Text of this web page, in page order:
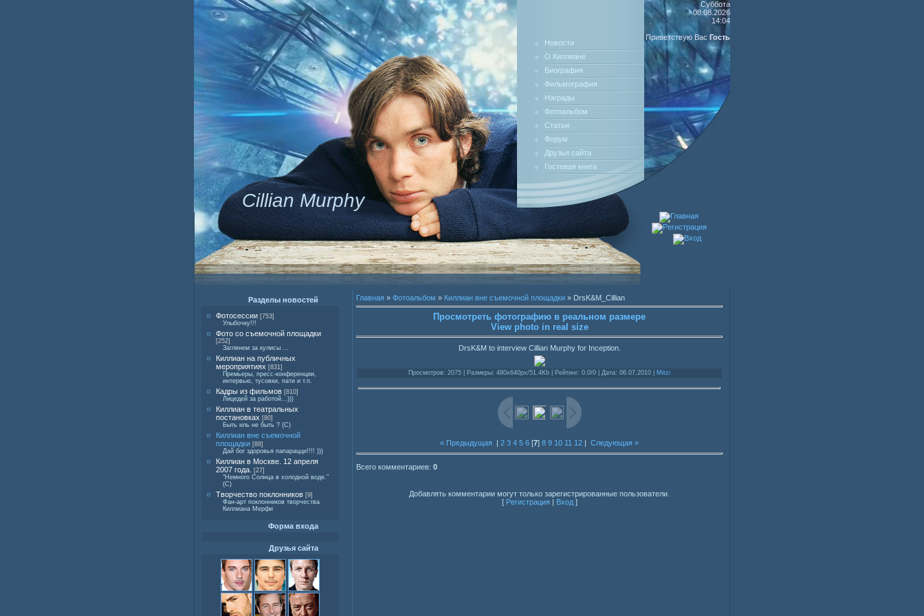
Cillian Murphy
Новости
О Киллиане
Биография
Фильмография
Награды
Фотоальбом
Статьи
Форум
Друзья сайта
Гостевая книга
Суббота
08.08.2026
14:04
Приветствую Вас Гость
Разделы новостей
Фотосессии [753]
Улыбочку!!!
Фото со съемочной площадки
[252]
Заглянем за кулисы ...
Киллиан на публичных
мероприятиях [831]
Премьеры, пресс-конференции,
интервью, тусовки, пати и т.п.
Кадры из фильмов [810]
Лицедей за работой...)))
Киллиан в театральных
постановках [80]
Быть иль не быть ? (С)
Киллиан вне съемочной
площадки [88]
Дай бог здоровья папарацци!!!! )))
Киллиан в Москве. 12 апреля
2007 года.
[27]
"Немного Солнца в холодной воде."
(C)
Творчество поклонников [9]
Фан-арт поклонников творчества
Киллиана Мерфи
Форма входа
Друзья сайта
Главная » Фотоальбом » Киллиан вне съемочной площадки » DrsK&M_Cillian
Просмотреть фотографию в реальном размере
View photo in real size
DrsK&M to interview Cillian Murphy for Inception.
Просмотров: 2075 | Размеры: 480x640px/51.4Kb | Рейтинг: 0.0/0 | Дата: 06.07.2010 | Mitzi
« Предыдущая | 2 3 4 5 6 [7] 8 9 10 11 12 | Следующая »
Всего комментариев: 0
Добавлять комментарии могут только зарегистрированные пользователи.
[ Регистрация| Вход]